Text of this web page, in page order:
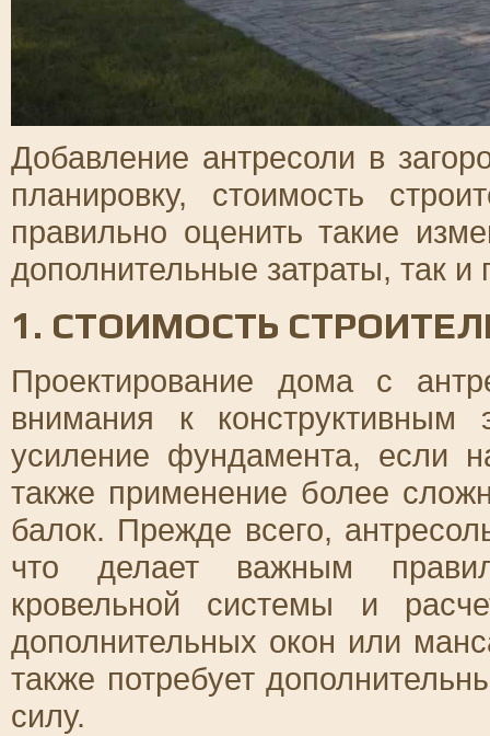
Добавление антресоли в
планировку, стоимость
правильно оценить такие
дополнительные затраты, так
1. СТОИМОСТЬ
Проектирование дома с
внимания к
усиление фундамента, если
также применение более
балок. Прежде всего,
что делает важным
кровельной системы и
дополнительных окон или
также потребует
силу.